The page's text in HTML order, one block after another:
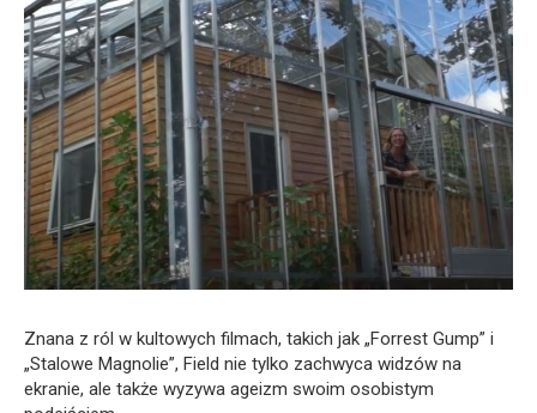
Znana z ról w kultowych filmach, takich jak „Forrest Gump” i
„Stalowe Magnolie”, Field nie tylko zachwyca widzów na
ekranie, ale także wyzywa ageizm swoim osobistym